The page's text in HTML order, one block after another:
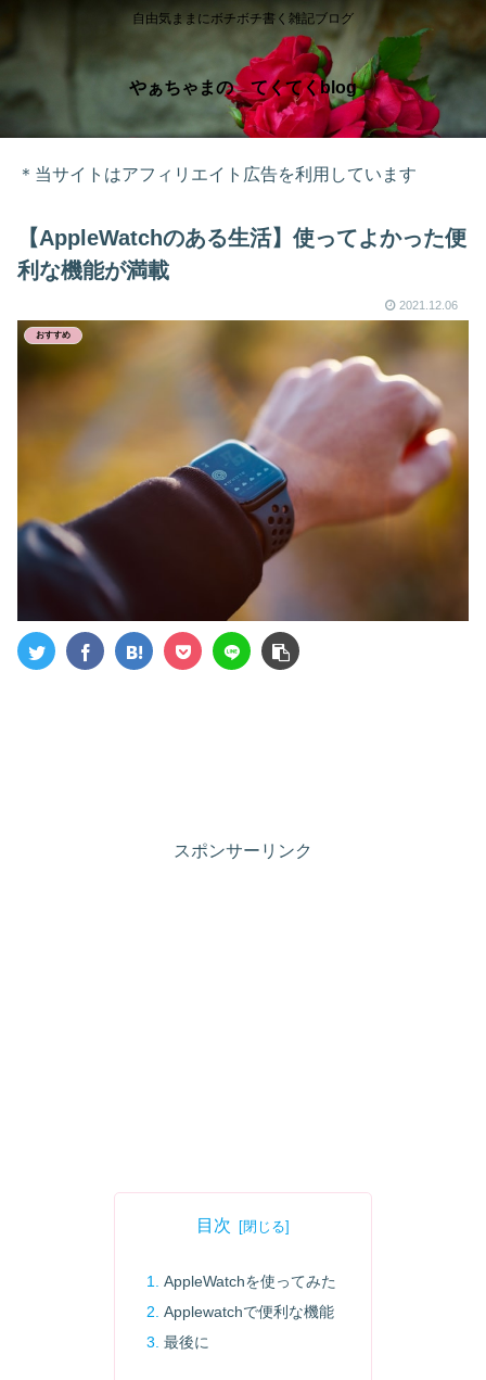
自由気ままにボチボチ書く雑記ブログ
やぁちゃまの てくてくblog
＊当サイトはアフィリエイト広告を利用しています
【AppleWatchのある生活】使ってよかった便
利な機能が満載
2021.12.06
おすすめ
スポンサーリンク
目次
AppleWatchを使ってみた
Applewatchで便利な機能
最後に